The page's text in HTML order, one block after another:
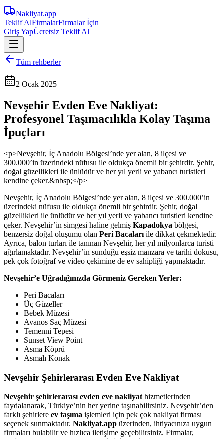
Nakliyat.app
Teklif AlFirmalarFirmalar İçin
Giriş YapÜcretsiz Teklif Al
Tüm rehberler
2 Ocak 2025
Nevşehir Evden Eve Nakliyat:
Profesyonel Taşımacılıkla Kolay Taşıma
İpuçları
<p>Nevşehir, İç Anadolu Bölgesi’nde yer alan, 8 ilçesi ve
300.000’in üzerindeki nüfusu ile oldukça önemli bir şehirdir. Şehir,
doğal güzellikleri ile ünlüdür ve her yıl yerli ve yabancı turistleri
kendine çeker.&nbsp;</p>
Nevşehir, İç Anadolu Bölgesi’nde yer alan, 8 ilçesi ve 300.000’in
üzerindeki nüfusu ile oldukça önemli bir şehirdir. Şehir, doğal
güzellikleri ile ünlüdür ve her yıl yerli ve yabancı turistleri kendine
çeker. Nevşehir’in simgesi haline gelmiş Kapadokya bölgesi,
benzersiz doğal oluşumu olan Peri Bacaları ile dikkat çekmektedir.
Ayrıca, balon turları ile tanınan Nevşehir, her yıl milyonlarca turisti
ağırlamaktadır. Nevşehir’in sunduğu eşsiz manzara ve tarihi dokusu,
pek çok fotoğraf ve video çekimine de ev sahipliği yapmaktadır.
Nevşehir’e Uğradığınızda Görmeniz Gereken Yerler:
Peri Bacaları
Üç Güzeller
Bebek Müzesi
Avanos Saç Müzesi
Temenni Tepesi
Sunset View Point
Asma Köprü
Asmalı Konak
Nevşehir Şehirlerarası Evden Eve Nakliyat
Nevşehir şehirlerarası evden eve nakliyat hizmetlerinden
faydalanarak, Türkiye’nin her yerine taşınabilirsiniz. Nevşehir’den
farklı şehirlere ev taşıma işlemleri için pek çok nakliyat firması
seçenek sunmaktadır. Nakliyat.app üzerinden, ihtiyacınıza uygun
firmaları bulabilir ve hızlıca iletişime geçebilirsiniz. Firmalar,